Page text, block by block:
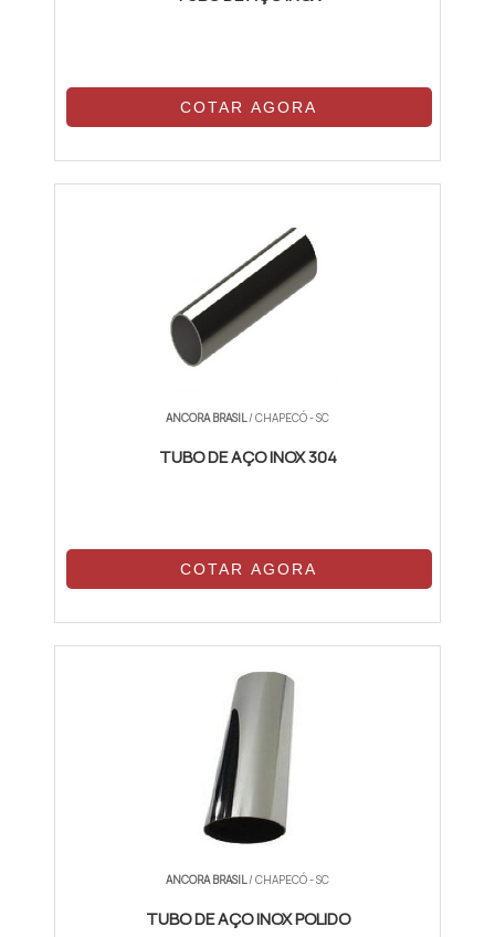
COTAR AGORA
ANCORA BRASIL/ CHAPECÓ - SC
TUBO DE AÇO INOX 304
COTAR AGORA
ANCORA BRASIL/ CHAPECÓ - SC
TUBO DE AÇO INOX POLIDO